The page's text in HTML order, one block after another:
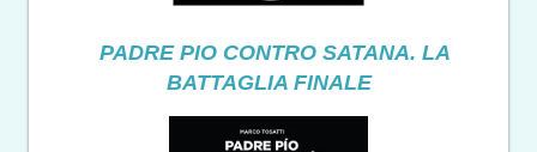
PADRE PIO CONTRO SATANA. LA
BATTAGLIA FINALE